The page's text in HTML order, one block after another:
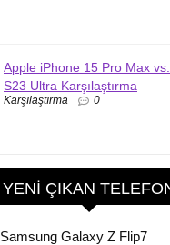
Apple iPhone 15 Pro Max
S23 Ultra Karşılaştırma
Karşılaştırma 0
YENI ÇIKAN
Samsung Galaxy Z Flip7